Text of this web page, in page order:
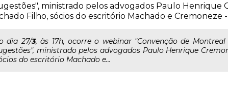
ministrado pelos advogados Paulo Henrique
Filho, sócios do escritório Machado e Cremoneze
dia 27/3, às 17h, ocorre o webinar "Convenção de
ministrado pelos advogados Paulo Henrique
do escritório Machado e...